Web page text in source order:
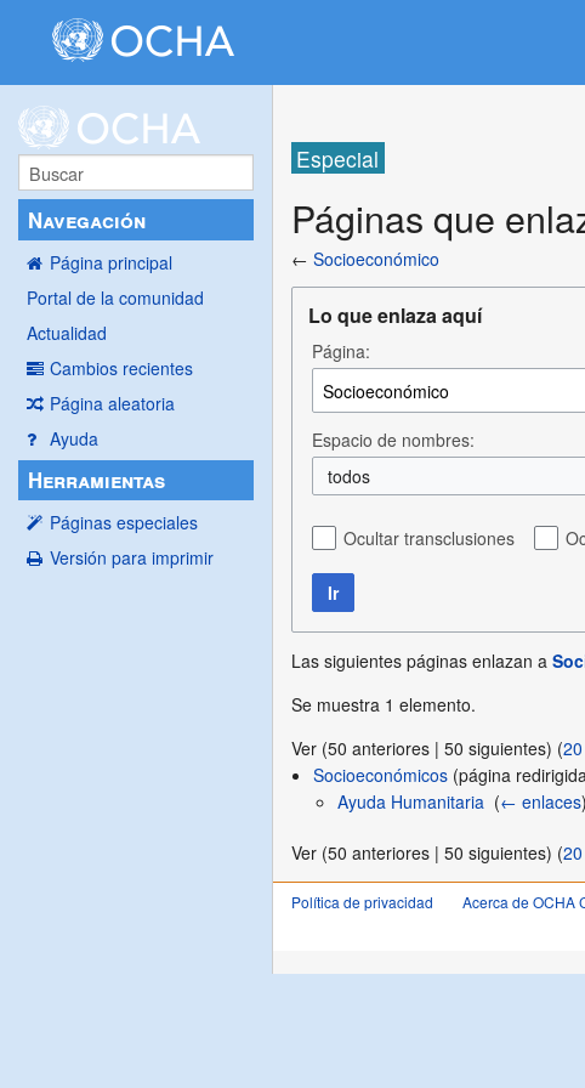
Navegación
Página principal
Portal de la comunidad
Actualidad
Cambios recientes
Página aleatoria
Ayuda
Herramientas
Páginas especiales
Versión para imprimir
Especial
Páginas que
←Socioeconómico
Lo que enlaza aquí
Página:
Espacio de nombres:
todos
Ocultar transclusiones
Ir
Las siguientes páginas enlazan a
Se muestra 1 elemento.
Ver (50 anteriores |50 siguientes) (20
Socioeconómicos(página
Ayuda Humanitaria‎ (← enlaces)
Ver (50 anteriores |50 siguientes) (20
Política de privacidad Acerca de OCHA